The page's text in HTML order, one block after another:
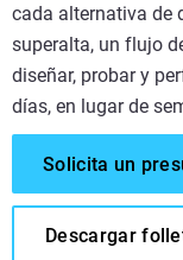
cada alternativa de
superalta, un flujo
diseñar, probar y
días, en lugar de
Solicita un
Descargar